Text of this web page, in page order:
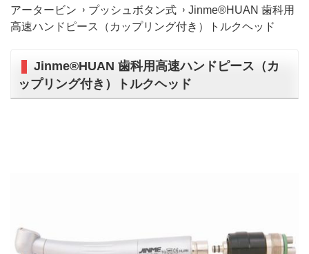
アータービン
プッシュボタン式
Jinme®HUAN 歯科用
高速ハンドピース（カップリング付き）トルクヘッド
Jinme®HUAN 歯科用高速ハンドピース（カ
ップリング付き）トルクヘッド